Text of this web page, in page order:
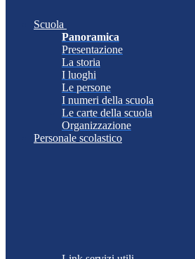
Scuola
Panoramica
Presentazione
La storia
I luoghi
Le persone
I numeri della scuola
Le carte della scuola
Organizzazione
Personale scolastico